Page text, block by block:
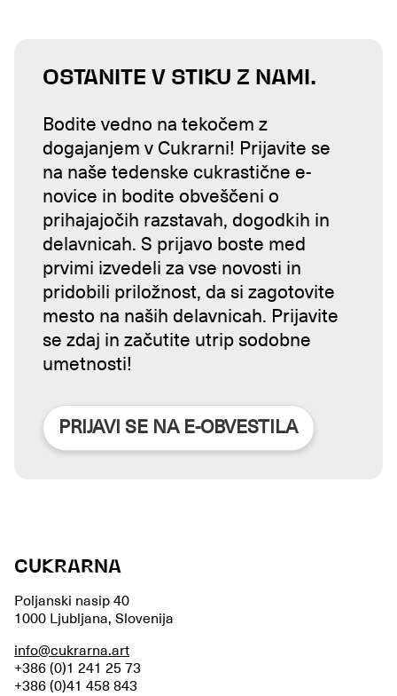
OSTANITE V STIKU Z NAMI.
Bodite vedno na tekočem z
dogajanjem v Cukrarni! Prijavite se
na naše tedenske cukrastične e-
novice in bodite obveščeni o
prihajajočih razstavah, dogodkih in
delavnicah. S prijavo boste med
prvimi izvedeli za vse novosti in
pridobili priložnost, da si zagotovite
mesto na naših delavnicah. Prijavite
se zdaj in začutite utrip sodobne
umetnosti!
PRIJAVI SE NA E-OBVESTILA
CUKRARNA
Poljanski nasip 40
1000 Ljubljana, Slovenija
info@cukrarna.art
+386 (0)1 241 25 73
+386 (0)41 458 843